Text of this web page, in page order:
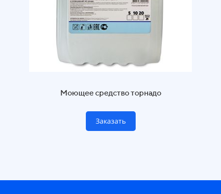
Моющее средство торнадо
Заказать